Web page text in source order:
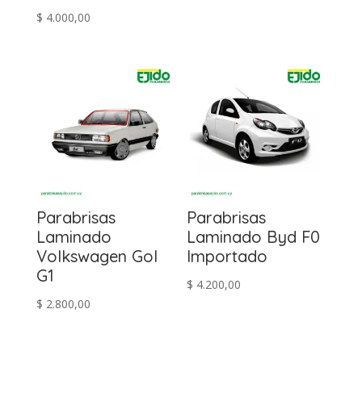
$ 4.000,00
Parabrisas
Laminado
Volkswagen Gol
G1
$ 2.800,00
Parabrisas
Laminado Byd F0
Importado
$ 4.200,00